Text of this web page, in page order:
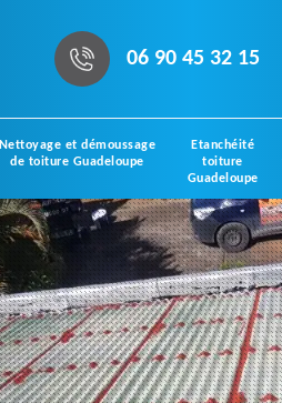
06 90 45 32 15
Nettoyage et démoussage
de toiture Guadeloupe
Etanchéité
toiture
Guadeloupe